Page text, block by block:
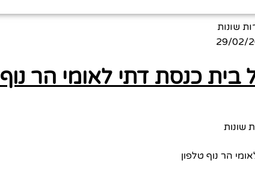
שונות
29/02/
בית כנסת דתי לאומי הר נוף
שונות
הר נוף טלפון